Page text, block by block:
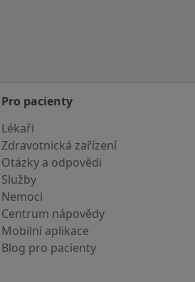
Pro pacienty
Lékaři
Zdravotnická zařízení
Otázky a odpovědi
Služby
Nemoci
Centrum nápovědy
Mobilní aplikace
Blog pro pacienty